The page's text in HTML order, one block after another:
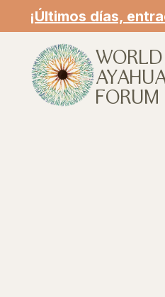
¡Últimos días,
WORLD
FORUM